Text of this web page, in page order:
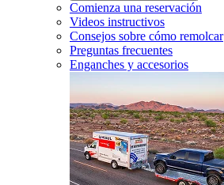
Comienza una reservación
Videos instructivos
Consejos sobre cómo remolcar
Preguntas frecuentes
Enganches y accesorios